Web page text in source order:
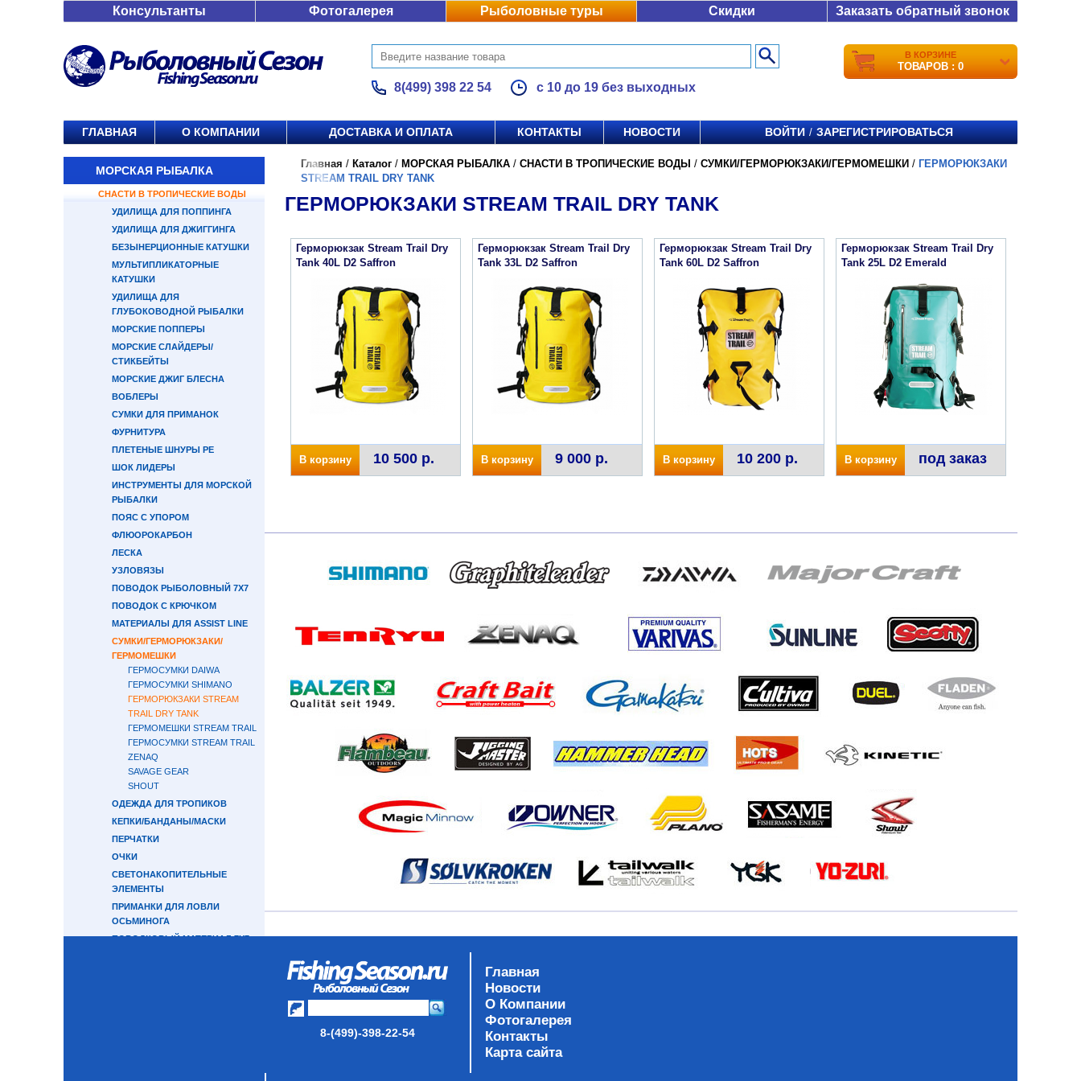
Консультанты Фотогалерея Рыболовные туры Скидки Заказать обратный звонок
8(499) 398 22 54 с 10 до 19 без выходных
В КОРЗИНЕ
ТОВАРОВ : 0
ГЛАВНАЯ О КОМПАНИИ ДОСТАВКА И ОПЛАТА КОНТАКТЫ НОВОСТИ ВОЙТИ / ЗАРЕГИСТРИРОВАТЬСЯ
МОРСКАЯ РЫБАЛКА
СНАСТИ В ТРОПИЧЕСКИЕ ВОДЫ
УДИЛИЩА ДЛЯ ПОППИНГА
УДИЛИЩА ДЛЯ ДЖИГГИНГА
БЕЗЫНЕРЦИОННЫЕ КАТУШКИ
МУЛЬТИПЛИКАТОРНЫЕ
КАТУШКИ
УДИЛИЩА ДЛЯ
ГЛУБОКОВОДНОЙ РЫБАЛКИ
МОРСКИЕ ПОППЕРЫ
МОРСКИЕ СЛАЙДЕРЫ/
СТИКБЕЙТЫ
МОРСКИЕ ДЖИГ БЛЕСНА
ВОБЛЕРЫ
СУМКИ ДЛЯ ПРИМАНОК
ФУРНИТУРА
ПЛЕТЕНЫЕ ШНУРЫ PE
ШОК ЛИДЕРЫ
ИНСТРУМЕНТЫ ДЛЯ МОРСКОЙ
РЫБАЛКИ
ПОЯС С УПОРОМ
ФЛЮОРОКАРБОН
ЛЕСКА
УЗЛОВЯЗЫ
ПОВОДОК РЫБОЛОВНЫЙ 7Х7
ПОВОДОК С КРЮЧКОМ
МАТЕРИАЛЫ ДЛЯ ASSIST LINE
СУМКИ/ГЕРМОРЮКЗАКИ/
ГЕРМОМЕШКИ
ГЕРМОСУМКИ DAIWA
ГЕРМОСУМКИ SHIMANO
ГЕРМОРЮКЗАКИ STREAM
TRAIL DRY TANK
ГЕРМОМЕШКИ STREAM TRAIL
ГЕРМОСУМКИ STREAM TRAIL
ZENAQ
SAVAGE GEAR
SHOUT
ОДЕЖДА ДЛЯ ТРОПИКОВ
КЕПКИ/БАНДАНЫ/МАСКИ
ПЕРЧАТКИ
ОЧКИ
СВЕТОНАКОПИТЕЛЬНЫЕ
ЭЛЕМЕНТЫ
ПРИМАНКИ ДЛЯ ЛОВЛИ
ОСЬМИНОГА
ПОВОДКОВЫЙ МАТЕРИАЛ 7Х7
Главная / Каталог / МОРСКАЯ РЫБАЛКА / СНАСТИ В ТРОПИЧЕСКИЕ ВОДЫ / СУМКИ/ГЕРМОРЮКЗАКИ/ГЕРМОМЕШКИ / ГЕРМОРЮКЗАКИ
STREAM TRAIL DRY TANK
ГЕРМОРЮКЗАКИ STREAM TRAIL DRY TANK
Герморюкзак Stream Trail Dry
Tank 40L D2 Saffron
В корзину 10 500 р.
Герморюкзак Stream Trail Dry
Tank 33L D2 Saffron
В корзину 9 000 р.
Герморюкзак Stream Trail Dry
Tank 60L D2 Saffron
В корзину 10 200 р.
Герморюкзак Stream Trail Dry
Tank 25L D2 Emerald
В корзину под заказ
8-(499)-398-22-54
Главная
Новости
О Компании
Фотогалерея
Контакты
Карта сайта